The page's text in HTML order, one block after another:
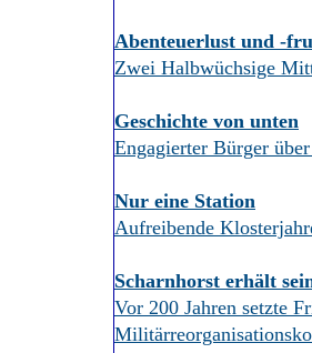
Abenteuerlust und -
Zwei Halbwüchsige
Geschichte von unten
Engagierter Bürger
Nur eine Station
Aufreibende
Scharnhorst erhält
Vor 200 Jahren setzte